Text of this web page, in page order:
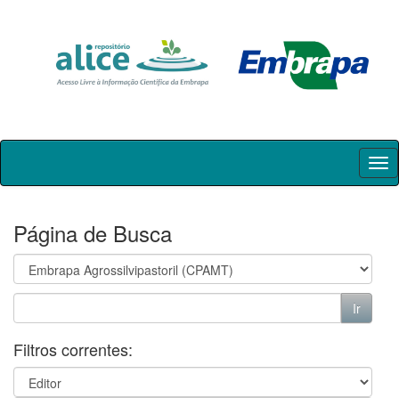
Skip
Página de Busca
Filtros correntes: